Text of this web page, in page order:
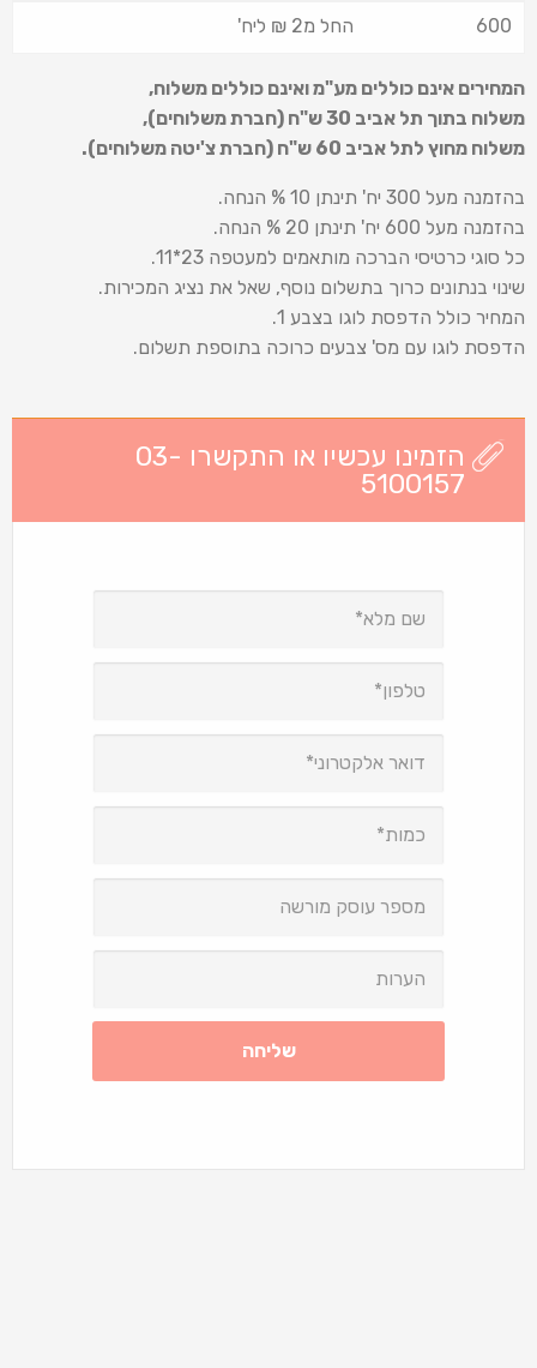
600 החל מ2 ₪ ליח'
המחירים אינם כוללים מע"מ ואינם כוללים משלוח,
משלוח בתוך תל אביב 30 ש
"ח (חברת משלוחים),
משלוח מחוץ לתל אביב 60 ש
"ח (חברת צ'יטה משלוחים).
בהזמנה מעל 300 יח' תינתן 10 % הנחה.
בהזמנה מעל 600 יח' תינתן 20 % הנחה.
כל סוגי כרטיסי הברכה מותאמים למעטפה 23*11.
שינוי בנתונים כרוך בתשלום נוסף, שאל את נציג המכירות.
המחיר כולל הדפסת לוגו בצבע 1.
הדפסת לוגו עם מס' צבעים כרוכה בתוספת תשלום.
הזמינו עכשיו או התקשרו 03-
5100157